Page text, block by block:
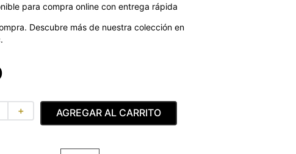
para compra online con entrega rápida
Descubre más de nuestra colección en
＋ AGREGAR AL CARRITO